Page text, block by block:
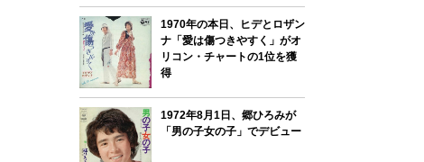
1970年の本日、ヒデとロザン
ナ「愛は傷つきやすく」がオ
リコン・チャートの1位を獲
得
1972年8月1日、郷ひろみが
「男の子女の子」でデビュー